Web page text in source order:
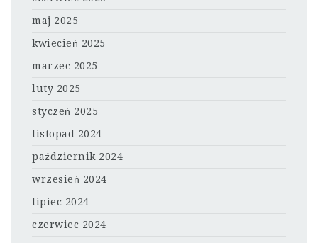
maj 2025
kwiecień 2025
marzec 2025
luty 2025
styczeń 2025
listopad 2024
październik 2024
wrzesień 2024
lipiec 2024
czerwiec 2024